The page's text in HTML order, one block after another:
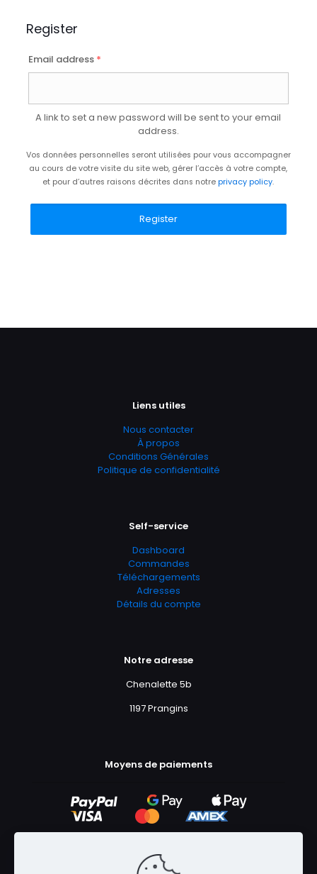
Register
Email address *
A link to set a new password will be sent to your email
address.
Vos données personnelles seront utilisées pour vous accompagner
au cours de votre visite du site web, gérer l’accès à votre compte,
et pour d’autres raisons décrites dans notreprivacy policy.
Register
Liens utiles
Nous contacter
À propos
Conditions Générales
Politique de confidentialité
Self-service
Dashboard
Commandes
Téléchargements
Adresses
Détails du compte
Notre adresse
Chenalette 5b
1197 Prangins
Moyens de paiements